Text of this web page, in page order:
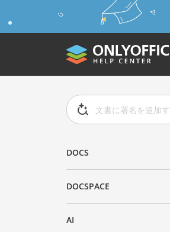
DOCS
DOCSPACE
AI